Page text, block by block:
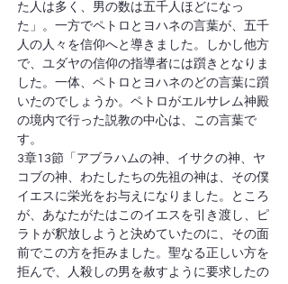
た人は多く、男の数は五千人ほどになっ
た」。一方でペトロとヨハネの言葉が、五千
人の人々を信仰へと導きました。しかし他方
で、ユダヤの信仰の指導者には躓きとなりま
した。一体、ペトロとヨハネのどの言葉に躓
いたのでしょうか。ペトロがエルサレム神殿
の境内で行った説教の中心は、この言葉で
す。
3章13節「アブラハムの神、イサクの神、ヤ
コブの神、わたしたちの先祖の神は、その僕
イエスに栄光をお与えになりました。ところ
が、あなたがたはこのイエスを引き渡し、ピ
ラトが釈放しようと決めていたのに、その面
前でこの方を拒みました。聖なる正しい方を
拒んで、人殺しの男を赦すように要求したの